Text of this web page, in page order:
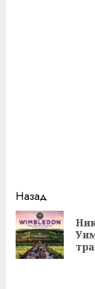
чтение
Назад